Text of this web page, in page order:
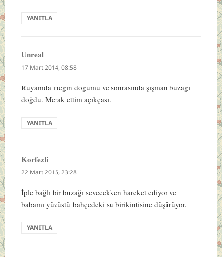
YANITLA
Unreal
ki:
17 Mart 2014, 08:58
Rüyamda ineğin doğumu ve sonrasında şişman buzağı
doğdu. Merak ettim açıkçası.
YANITLA
Korfezli
ki:
22 Mart 2015, 23:28
İple bağlı bir buzağı sevecekken hareket ediyor ve
babamı yüzüstü bahçedeki su birikintisine düşürüyor.
YANITLA